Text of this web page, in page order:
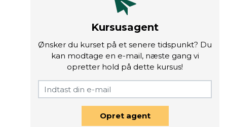
Kursusagent
Ønsker du kurset på et senere tidspunkt? Du
kan modtage en e-mail, næste gang vi
opretter hold på dette kursus!
Opret agent